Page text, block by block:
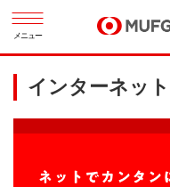
メニュー
インターネッ